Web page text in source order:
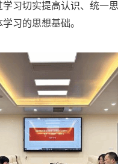
习切实提高认识、统一
习的思想基础。